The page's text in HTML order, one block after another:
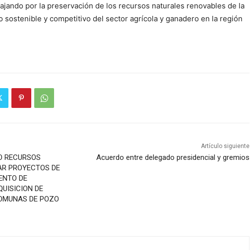
por la preservación de los recursos naturales renovables de la
sostenible y competitivo del sector agrícola y ganadero en la región
RECURSOS
PROYECTOS DE
DE
DE
DE POZO
Artículo siguiente
Acuerdo entre delegado presidencial y gremios